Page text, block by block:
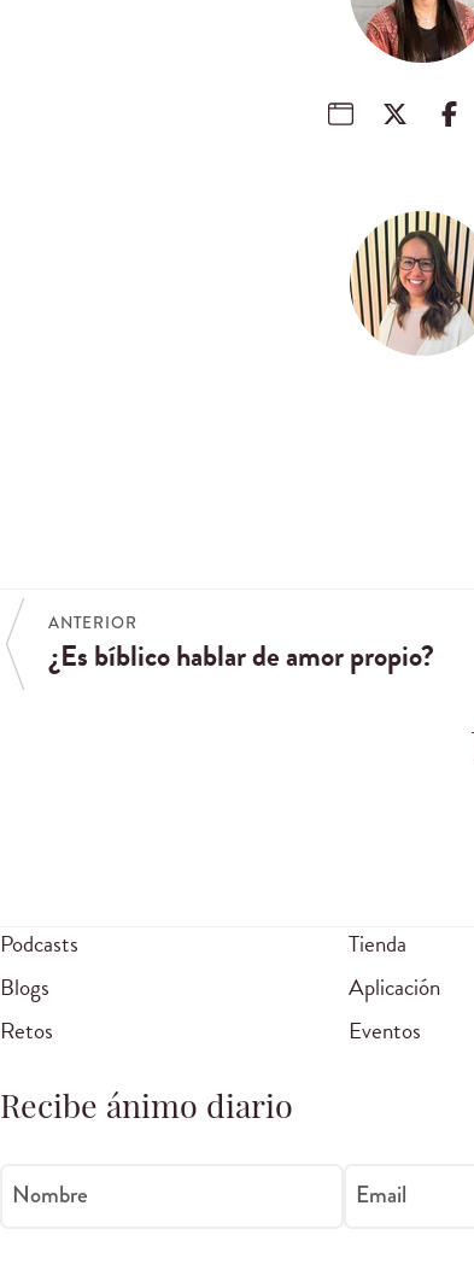
ANTERIOR
¿Es bíblico hablar de amor propio?
Podcasts
Blogs
Retos
Tienda
Aplicación
Eventos
Recibe ánimo diario
Nombre Email